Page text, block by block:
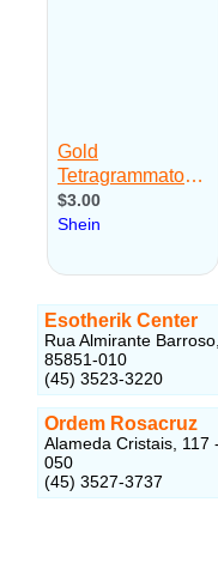
Esotherik Center
Rua Almirante
85851-010
(45) 3523-3220
Ordem Rosacruz
Alameda Cristais, 117
050
(45) 3527-3737